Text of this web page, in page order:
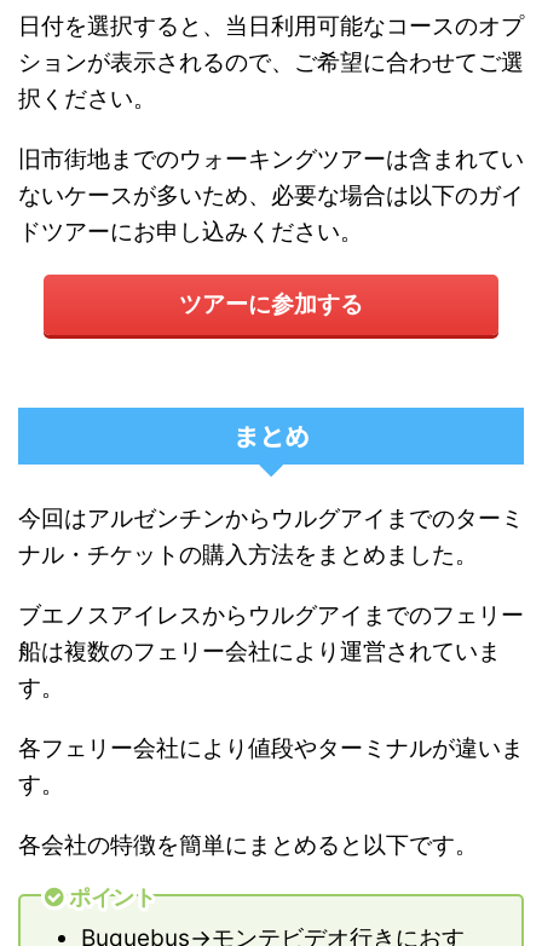
日付を選択すると、当日利用可能なコースのオプ
ションが表示されるので、ご希望に合わせてご選
択ください。
旧市街地までのウォーキングツアーは含まれてい
ないケースが多いため、必要な場合は以下のガイ
ドツアーにお申し込みください。
ツアーに参加する
まとめ
今回はアルゼンチンからウルグアイまでのターミ
ナル・チケットの購入方法をまとめました。
ブエノスアイレスからウルグアイまでのフェリー
船は複数のフェリー会社により運営されていま
す。
各フェリー会社により値段やターミナルが違いま
す。
各会社の特徴を簡単にまとめると以下です。
ポイント
Buquebus→モンテビデオ行きにおす